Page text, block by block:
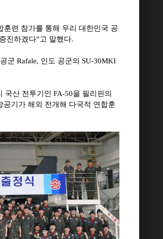
훈련 참가를 통해 우리 대한민국 공
진하겠다”고 말했다.
군 Rafale, 인도 공군의 SU-30MKI
국산 전투기인 FA-50을 필리핀의
공기가 해외 전개해 다국적 연합훈